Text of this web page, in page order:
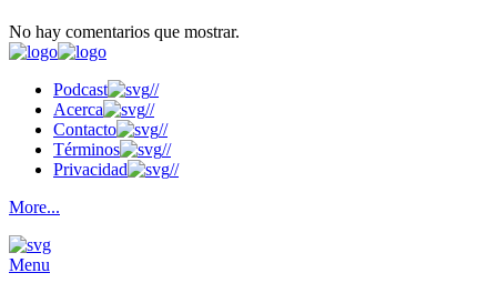
No hay comentarios que mostrar.
Podcast
//
Acerca
//
Contacto
//
Términos
//
Privacidad
//
More...
Menu